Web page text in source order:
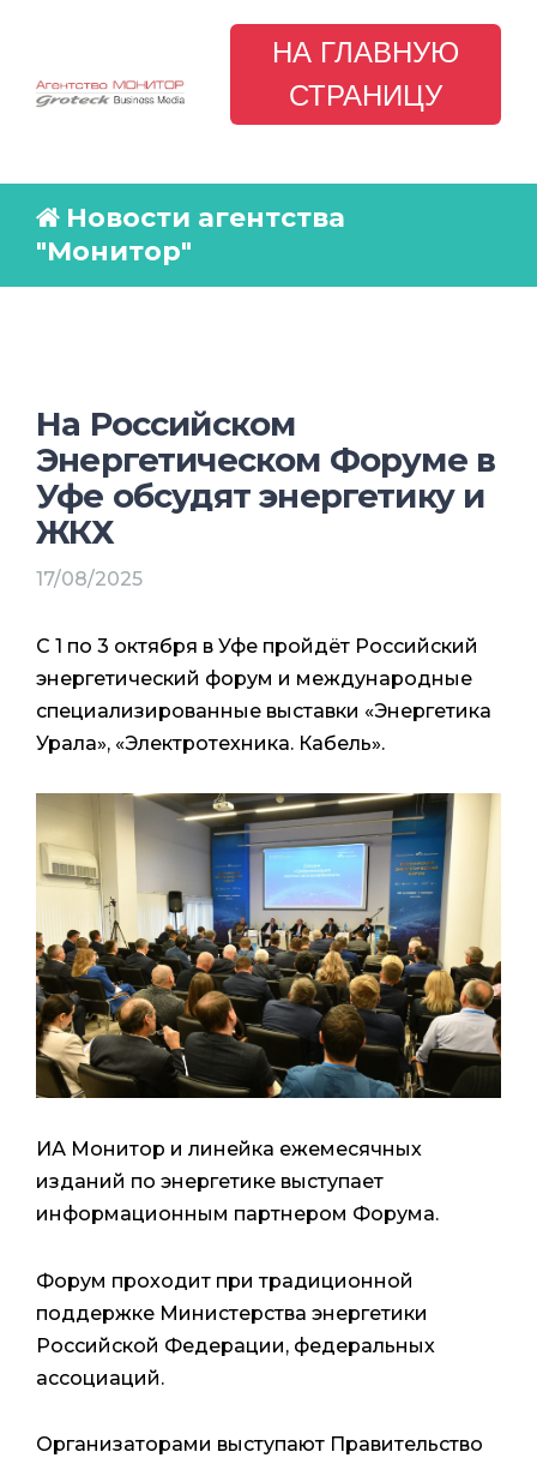
НА ГЛАВНУЮ
СТРАНИЦУ
Новости агентства
"Монитор"
На Российском
Энергетическом Форуме в
Уфе обсудят энергетику и
ЖКХ
17/08/2025
С 1 по 3 октября в Уфе пройдёт Российский
энергетический форум и международные
специализированные выставки «Энергетика
Урала», «Электротехника. Кабель».
ИА Монитор и линейка ежемесячных
изданий по энергетике выступает
информационным партнером Форума.
Форум проходит при традиционной
поддержке Министерства энергетики
Российской Федерации, федеральных
ассоциаций.
Организаторами выступают Правительство